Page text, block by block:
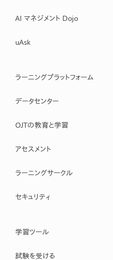
AI マネジメント Dojo
uAsk
ラーニングプラットフォーム
データセンター
OJTの教育と学習
アセスメント
ラーニングサークル
セキュリティ
学習ツール
試験を受ける